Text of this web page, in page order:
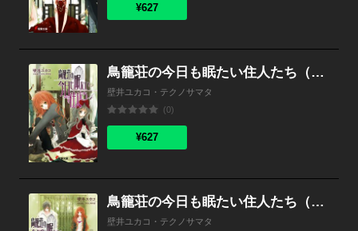
¥627
鳥籠荘の今日も眠たい住人たち（4）
壁井ユカコ・テクノサマタ
(0)
¥627
鳥籠荘の今日も眠たい住人たち（3）
壁井ユカコ・テクノサマタ